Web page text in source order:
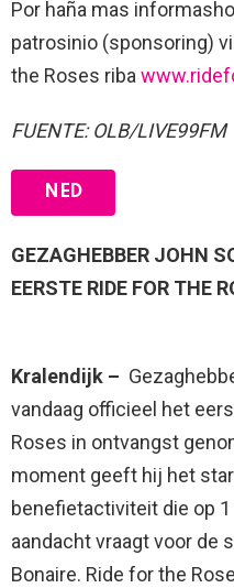
Por haña mas
patrosinio (sponsoring)
the Roses riba
FUENTE: OLB/LIVE99FM
NED
GEZAGHEBBER JOHN
EERSTE RIDE FOR THE
Kralendijk –
vandaag officieel het
Roses in ontvangst
moment geeft hij het
benefietactiviteit die op
aandacht vraagt voor de
Bonaire. Ride for the